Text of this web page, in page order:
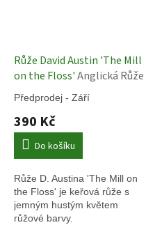
Růže David Austin 'The Mill
on the Floss'Anglická Růže
Předprodej - Září
390 Kč
Do košíku
Růže D. Austina 'The Mill on
the Floss' je keřová růže s
jemným hustým květem
růžové barvy.